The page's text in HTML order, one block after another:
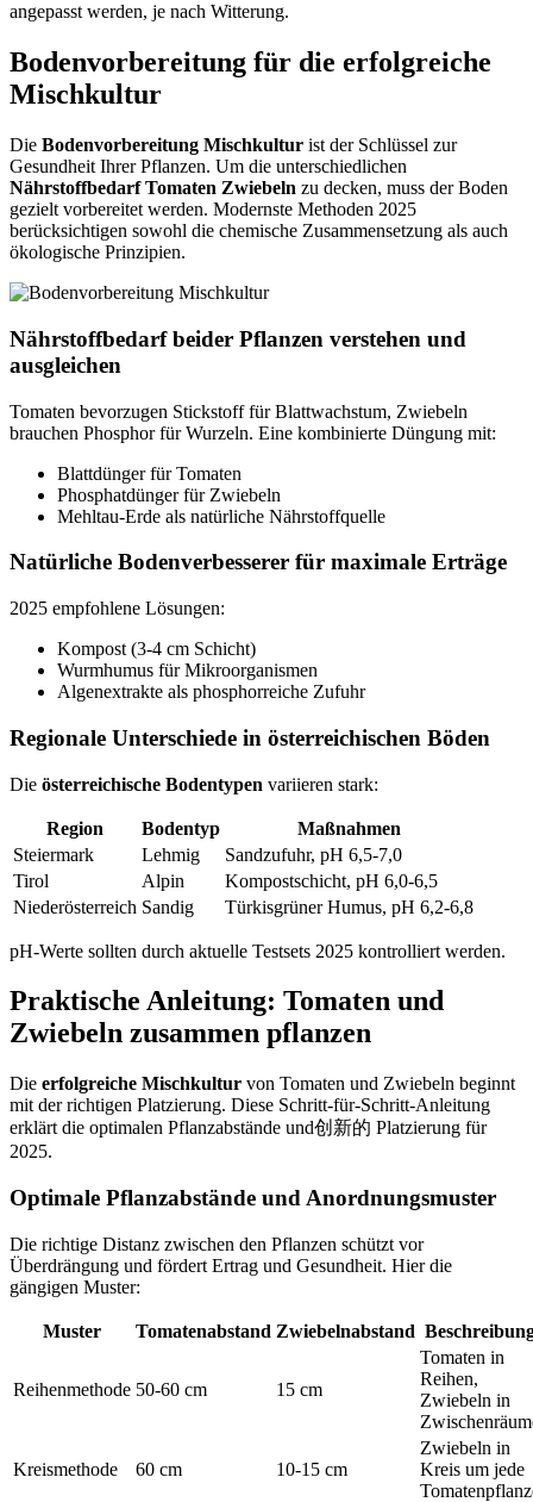
angepasst werden, je nach Witterung.
Bodenvorbereitung für die erfolgreiche
Mischkultur
Die Bodenvorbereitung Mischkultur ist der Schlüssel zur
Gesundheit Ihrer Pflanzen. Um die unterschiedlichen
Nährstoffbedarf Tomaten Zwiebeln zu decken, muss der Boden
gezielt vorbereitet werden. Modernste Methoden 2025
berücksichtigen sowohl die chemische Zusammensetzung als auch
ökologische Prinzipien.
Nährstoffbedarf beider Pflanzen verstehen und
ausgleichen
Tomaten bevorzugen Stickstoff für Blattwachstum, Zwiebeln
brauchen Phosphor für Wurzeln. Eine kombinierte Düngung mit:
Blattdünger für Tomaten
Phosphatdünger für Zwiebeln
Mehltau-Erde als natürliche Nährstoffquelle
Natürliche Bodenverbesserer für maximale Erträge
2025 empfohlene Lösungen:
Kompost (3-4 cm Schicht)
Wurmhumus für Mikroorganismen
Algenextrakte als phosphorreiche Zufuhr
Regionale Unterschiede in österreichischen Böden
Die österreichische Bodentypen variieren stark:
Region Bodentyp
Maßnahmen
Steiermark
Lehmig
Sandzufuhr, pH 6,5-7,0
Tirol
Alpin
Kompostschicht, pH 6,0-6,5
Niederösterreich Sandig Türkisgrüner Humus, pH 6,2-6,8
pH-Werte sollten durch aktuelle Testsets 2025 kontrolliert werden.
Praktische Anleitung: Tomaten und
Zwiebeln zusammen pflanzen
Die erfolgreiche Mischkultur von Tomaten und Zwiebeln beginnt
mit der richtigen Platzierung. Diese Schritt-für-Schritt-Anleitung
erklärt die optimalen Pflanzabstände und创新的 Platzierung für
2025.
Optimale Pflanzabstände und Anordnungsmuster
Die richtige Distanz zwischen den Pflanzen schützt vor
Überdrängung und fördert Ertrag und Gesundheit. Hier die
gängigen Muster:
Muster Tomatenabstand Zwiebelnabstand
Reihenmethode 50-60 cm 15 cm
Tomaten in
Reihen,
Zwiebeln in
Kreismethode 60 cm 10-15 cm
Zwiebeln in
Kreis um jede